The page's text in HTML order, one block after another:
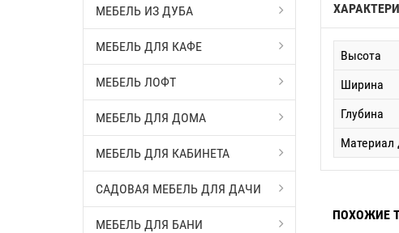
МЕБЕЛЬ ИЗ ДУБА
МЕБЕЛЬ ДЛЯ КАФЕ
МЕБЕЛЬ ЛОФТ
МЕБЕЛЬ ДЛЯ ДОМА
МЕБЕЛЬ ДЛЯ КАБИНЕТА
САДОВАЯ МЕБЕЛЬ ДЛЯ ДАЧИ
МЕБЕЛЬ ДЛЯ БАНИ
Высота
Ширина
Глубина
Материал
ПОХОЖИЕ